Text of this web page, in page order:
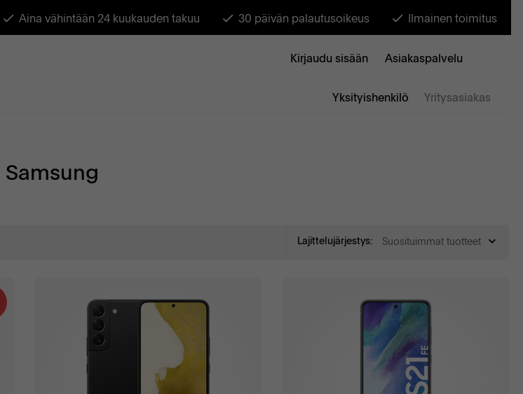
Aina vähintään 24 kuukauden takuu 30 päivän palautusoikeus Ilmainen toimitus
Kirjaudu sisään Asiakaspalvelu
Yksityishenkilö Yritysasiakas
Samsung
Lajittelujärjestys: Suosituimmat tuotteet